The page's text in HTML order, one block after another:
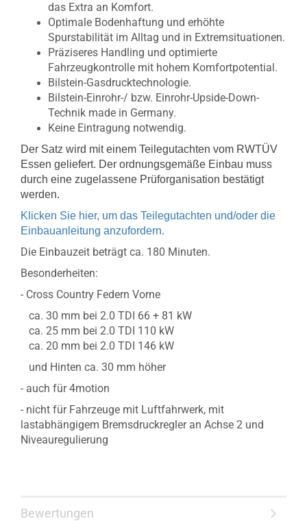
das Extra an Komfort.
Optimale Bodenhaftung und erhöhte
Spurstabilität im Alltag und in Extremsituationen.
Präziseres Handling und optimierte
Fahrzeugkontrolle mit hohem Komfortpotential.
Bilstein-Gasdrucktechnologie.
Bilstein-Einrohr-/ bzw. Einrohr-Upside-Down-
Technik made in Germany.
Keine Eintragung notwendig.
Der Satz wird mit einem Teilegutachten vom RWTÜV
Essen geliefert. Der ordnungsgemäße Einbau muss
durch eine zugelassene Prüforganisation bestätigt
werden.
Klicken Sie hier, um das Teilegutachten und/oder die
Einbauanleitung anzufordern.
Die Einbauzeit beträgt ca. 180 Minuten.
Besonderheiten:
- Cross Country Federn Vorne
ca. 30 mm bei 2.0 TDI 66 + 81 kW
ca. 25 mm bei 2.0 TDI 110 kW
ca. 20 mm bei 2.0 TDI 146 kW
und Hinten ca. 30 mm höher
- auch für 4motion
- nicht für Fahrzeuge mit Luftfahrwerk, mit
lastabhängigem Bremsdruckregler an Achse 2 und
Niveauregulierung
Bewertungen